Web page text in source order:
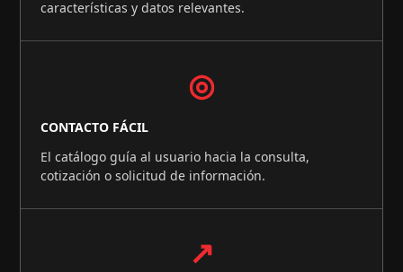
características y datos relevantes.
◎
CONTACTO FÁCIL
El catálogo guía al usuario hacia la consulta,
cotización o solicitud de información.
↗